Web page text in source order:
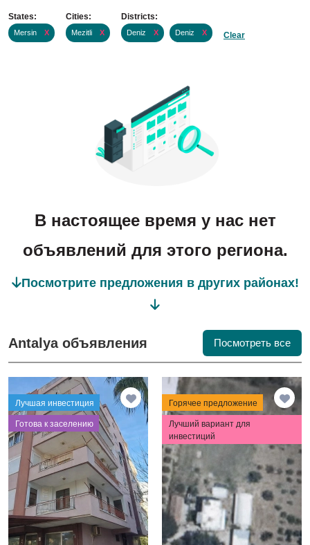
States:
Mersin X
Cities:
Mezitli X
Districts:
Deniz X Deniz X Clear
В настоящее время у нас нет
объявлений для этого региона.
Посмотрите предложения в других районах!
Antalya объявления Посмотреть все
Лучшая инвестиция
⁠Готова к заселению
Горячее предложение
Лучший вариант для
инвестиций